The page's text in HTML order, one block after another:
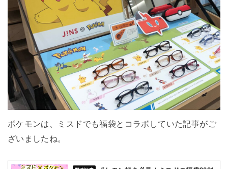
ポケモンは、ミスドでも福袋とコラボしていた記事がご
ざいましたね。